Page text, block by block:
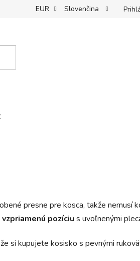
Správny výber kosy a kosiska,
EUR Slovenčina
presne pre kosca, takže nemusí
pozíciu s uvoľnenými
si kupujete kosisko s pevnými